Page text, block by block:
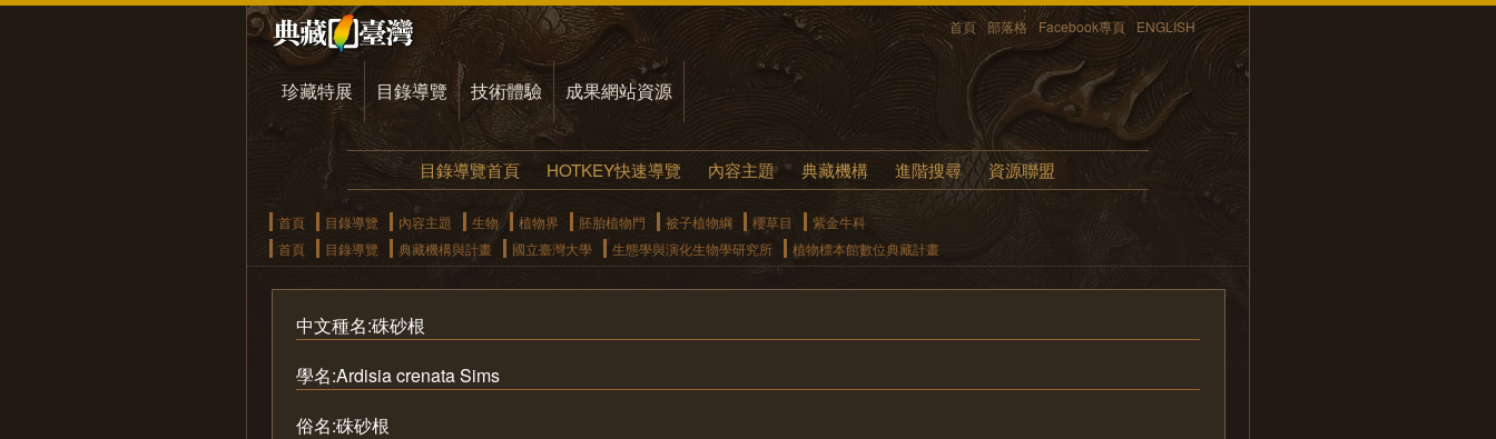
首頁 部落格 Facebook專頁 ENGLISH
珍藏特展 目錄導覽 技術體驗 成果網站資源
目錄導覽首頁 HOTKEY快速導覽 內容主題 典藏機構 進階搜尋 資源聯盟
首頁 目錄導覽 內容主題 生物 植物界 胚胎植物門 被子植物綱 櫻草目
紫金牛科
首頁
目錄導覽 典藏機構與計畫 國立臺灣大學 生態學與演化生物學研究所 植物標本館數位典藏計畫
中文種名:硃砂根
學名:Ardisia crenata Sims
俗名:硃砂根